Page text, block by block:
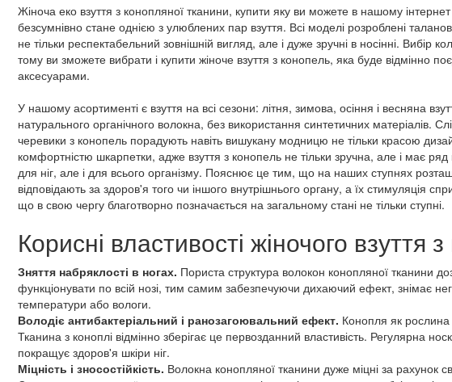
Жіноча еко взуття з конопляної тканини, купити яку ви можете в нашому
безсумнівно стане однією з улюблених пар взуття. Всі моделі розроблені
не тільки респектабельний зовнішній вигляд, але і дуже зручні в носінні. Вибір
тому ви зможете вибрати і купити жіноче взуття з конопель, яка буде відмінно
аксесуарами.
У нашому асортименті є взуття на всі сезони: літня, зимова, осіння і весняна
натурального органічного волокна, без використання синтетичних матеріалів.
черевики з конопель порадують навіть вишукану модницю не тільки красою
комфортністю шкарпетки, адже взуття з конопель не тільки зручна, але і має ряд
для ніг, але і для всього організму. Пояснює це тим, що на наших ступнях
відповідають за здоров'я того чи іншого внутрішнього органу, а їх стимуляція
що в свою чергу благотворно позначається на загальному стані не тільки ступні.
Корисні властивості жіночого взуття
Зняття набряклості в ногах. Пориста структура волокон конопляної тканини
функціонувати по всій нозі, тим самим забезпечуючи дихаючий ефект, знімає
температури або вологи.
Володіє антибактеріальний і ранозагоювальний ефект. Конопля як рослина
Тканина з коноплі відмінно зберігає це первозданний властивість. Регулярна
покращує здоров'я шкіри ніг.
Міцність і зносостійкість. Волокна конопляної тканини дуже міцні за рахунок